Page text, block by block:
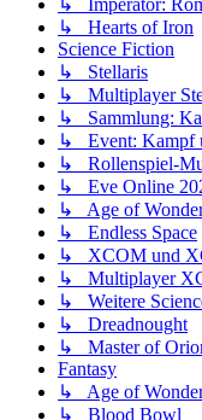
↳ Hearts of Iron
Science Fiction
↳ Stellaris
↳ Multiplayer
↳ Sammlung:
↳ Event: Kampf
↳ Rollenspiel-
↳ Eve Online
↳ Age of
↳ Endless Space
↳ XCOM und
↳ Multiplayer
↳ Weitere
↳ Dreadnought
↳ Master of
Fantasy
↳ Age of
↳ Blood Bowl